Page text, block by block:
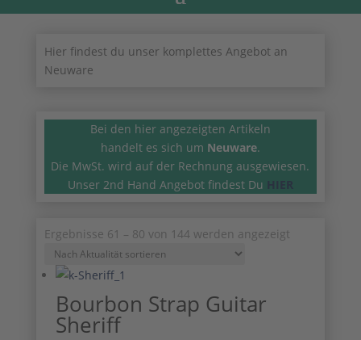
Hier findest du unser komplettes Angebot an
Neuware
Bei den hier angezeigten Artikeln
handelt es sich um Neuware.
Die MwSt. wird auf der Rechnung ausgewiesen.
Unser 2nd Hand Angebot findest Du HIER
Ergebnisse 61 – 80 von 144 werden angezeigtNach
Bourbon Strap Guitar
Sheriff